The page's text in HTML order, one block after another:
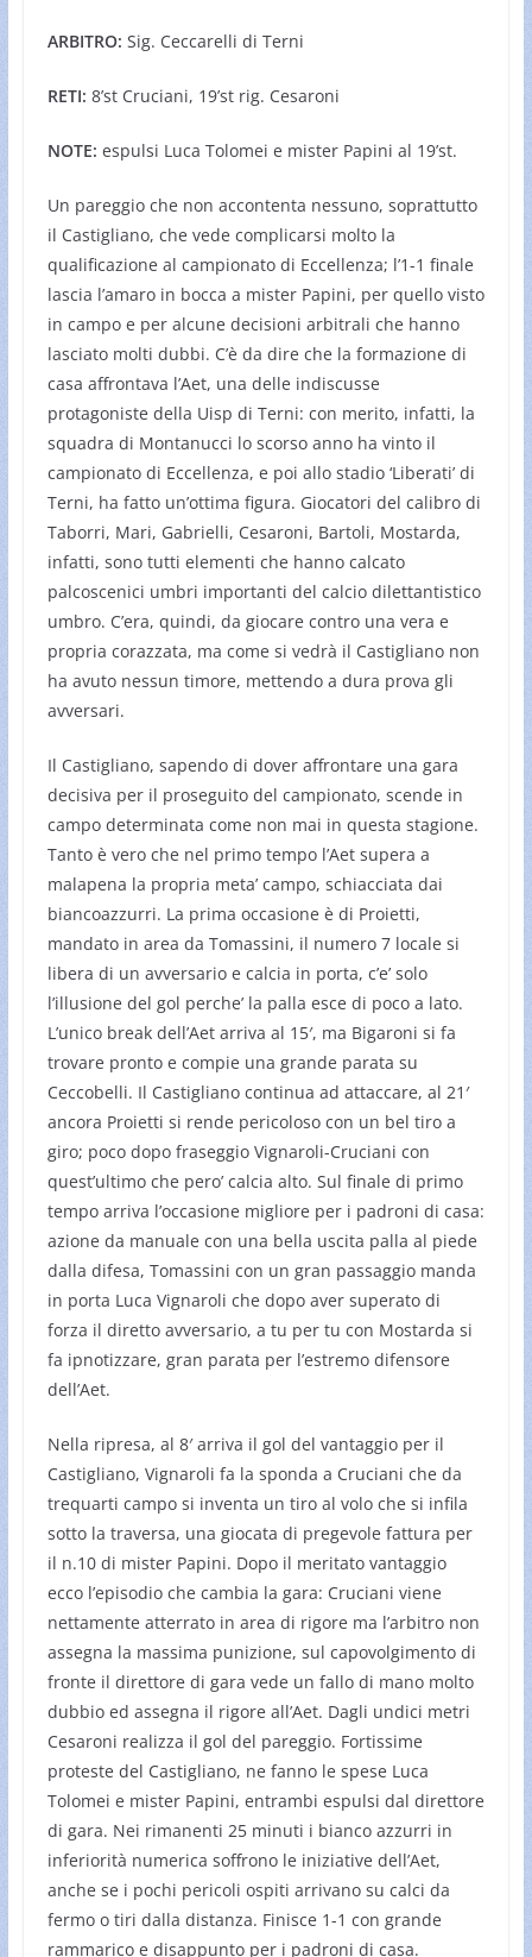
ARBITRO: Sig. Ceccarelli di Terni
RETI: 8’st Cruciani, 19’st rig. Cesaroni
NOTE: espulsi Luca Tolomei e mister Papini al 19’st.
Un pareggio che non accontenta nessuno, soprattutto
il Castigliano, che vede complicarsi molto la
qualificazione al campionato di Eccellenza; l’1-1 finale
lascia l’amaro in bocca a mister Papini, per quello visto
in campo e per alcune decisioni arbitrali che hanno
lasciato molti dubbi. C’è da dire che la formazione di
casa affrontava l’Aet, una delle indiscusse
protagoniste della Uisp di Terni: con merito, infatti, la
squadra di Montanucci lo scorso anno ha vinto il
campionato di Eccellenza, e poi allo stadio ‘Liberati’ di
Terni, ha fatto un’ottima figura. Giocatori del calibro di
Taborri, Mari, Gabrielli, Cesaroni, Bartoli, Mostarda,
infatti, sono tutti elementi che hanno calcato
palcoscenici umbri importanti del calcio dilettantistico
umbro. C’era, quindi, da giocare contro una vera e
propria corazzata, ma come si vedrà il Castigliano non
ha avuto nessun timore, mettendo a dura prova gli
avversari.
Il Castigliano, sapendo di dover affrontare una gara
decisiva per il proseguito del campionato, scende in
campo determinata come non mai in questa stagione.
Tanto è vero che nel primo tempo l’Aet supera a
malapena la propria meta’ campo, schiacciata dai
biancoazzurri. La prima occasione è di Proietti,
mandato in area da Tomassini, il numero 7 locale si
libera di un avversario e calcia in porta, c’e’ solo
l’illusione del gol perche’ la palla esce di poco a lato.
L’unico break dell’Aet arriva al 15′, ma Bigaroni si fa
trovare pronto e compie una grande parata su
Ceccobelli. Il Castigliano continua ad attaccare, al 21′
ancora Proietti si rende pericoloso con un bel tiro a
giro; poco dopo fraseggio Vignaroli-Cruciani con
quest’ultimo che pero’ calcia alto. Sul finale di primo
tempo arriva l’occasione migliore per i padroni di casa:
azione da manuale con una bella uscita palla al piede
dalla difesa, Tomassini con un gran passaggio manda
in porta Luca Vignaroli che dopo aver superato di
forza il diretto avversario, a tu per tu con Mostarda si
fa ipnotizzare, gran parata per l’estremo difensore
dell’Aet.
Nella ripresa, al 8′ arriva il gol del vantaggio per il
Castigliano, Vignaroli fa la sponda a Cruciani che da
trequarti campo si inventa un tiro al volo che si infila
sotto la traversa, una giocata di pregevole fattura per
il n.10 di mister Papini. Dopo il meritato vantaggio
ecco l’episodio che cambia la gara: Cruciani viene
nettamente atterrato in area di rigore ma l’arbitro non
assegna la massima punizione, sul capovolgimento di
fronte il direttore di gara vede un fallo di mano molto
dubbio ed assegna il rigore all’Aet. Dagli undici metri
Cesaroni realizza il gol del pareggio. Fortissime
proteste del Castigliano, ne fanno le spese Luca
Tolomei e mister Papini, entrambi espulsi dal direttore
di gara. Nei rimanenti 25 minuti i bianco azzurri in
inferiorità numerica soffrono le iniziative dell’Aet,
anche se i pochi pericoli ospiti arrivano su calci da
fermo o tiri dalla distanza. Finisce 1-1 con grande
rammarico e disappunto per i padroni di casa.